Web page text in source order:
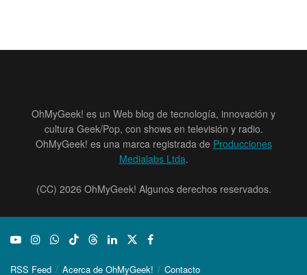
OhMyGeek! es un Web blog de tecnología, innovación y
cultura Geek/Pop, con shows en televisión y radio.
OhMyGeek! es una marca registrada de Producciones
Medialabs Ltda.
(CC) 2026 OhMyGeek! Algunos derechos reservados.
RSS Feed Acerca de OhMyGeek! Contacto